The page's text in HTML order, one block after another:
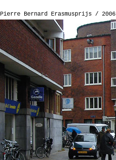
Pierre Bernard Erasmusprijs / 2006